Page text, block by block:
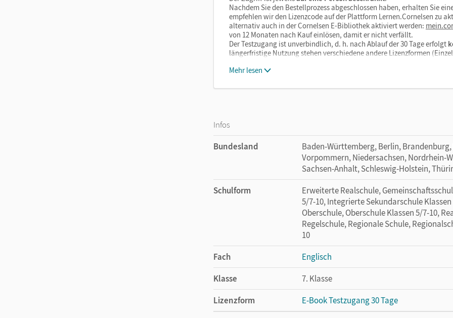
Nachdem Sie den Bestellprozess abgeschlossen haben, erhalten Sie
empfehlen wir den Lizenzcode auf der Plattform Lernen.Cornelsen zu
alternativ auch in der Cornelsen E-Bibliothek aktiviert werden:
von 12 Monaten nach Kauf einlösen, damit er nicht verfällt.
Der Testzugang ist unverbindlich, d. h. nach Ablauf der 30 Tage erfolgt
längerfristige Nutzung stehen verschiedene andere Lizenzformen
Mehr lesen
Infos
Bundesland
Baden-Württemberg, Berlin,
Vorpommern, Niedersachsen, Nordrhein-
Sachsen-Anhalt, Schleswig-Holstein,
Schulform
Erweiterte Realschule,
5/7-10, Integrierte Sekundarschule
Oberschule, Oberschule Klassen 5/7-10,
Regelschule, Regionale Schule,
10
Fach
Englisch
Klasse
7. Klasse
Lizenzform
E-Book Testzugang 30 Tage